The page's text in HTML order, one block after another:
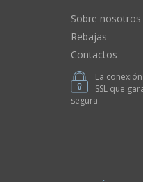
Sobre nosotros
Rebajas
Contactos
La
SSL que
segura